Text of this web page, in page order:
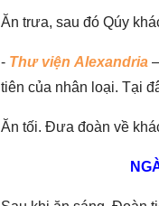
Ăn trưa, sau đó Qúy
- Thư viện Alexandria–
tiên của nhân loại. Tại
Ăn tối. Đưa đoàn về